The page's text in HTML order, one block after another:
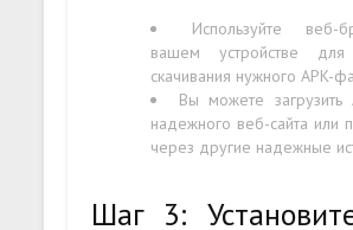
Используйте веб-
вашем устройстве
скачивания нужного APK-
Вы можете загрузить
надежного веб-сайта или
через другие надежные
Шаг 3: